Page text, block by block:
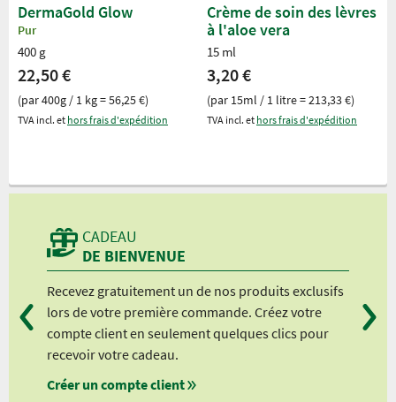
DermaGold Glow
Pur
400 g
22,50 €
(par 400g / 1 kg = 56,25 €)
TVA incl. et hors frais d'expédition
Crème de soin des lèvres
à l'aloe vera
15 ml
3,20 €
(par 15ml / 1 litre = 213,33 €)
TVA incl. et hors frais d'expédition
CADEAU
DE BIENVENUE
Recevez gratuitement un de nos produits exclusifs
lors de votre première commande. Créez votre
compte client en seulement quelques clics pour
recevoir votre cadeau.
Créer un compte client